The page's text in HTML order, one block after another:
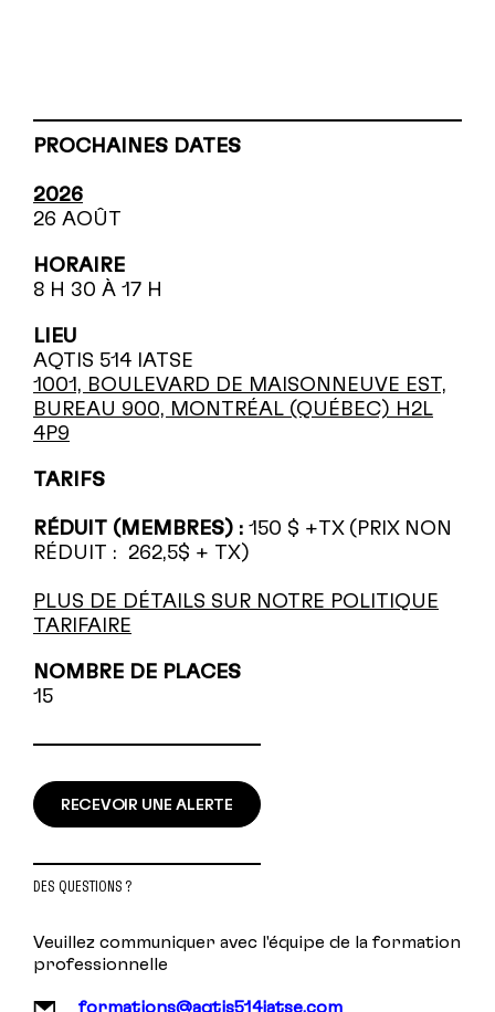
PROCHAINES DATES
2026
26 AOÛT
HORAIRE
8 H 30 À 17 H
LIEU
AQTIS 514 IATSE
1001, BOULEVARD DE MAISONNEUVE EST,
BUREAU 900, MONTRÉAL (QUÉBEC) H2L
4P9
TARIFS
RÉDUIT (MEMBRES) : 150 $ +TX (PRIX NON
RÉDUIT : 262,5$ + TX)
PLUS DE DÉTAILS SUR NOTRE POLITIQUE
TARIFAIRE
NOMBRE DE PLACES
15
RECEVOIR UNE ALERTE
DES QUESTIONS ?
Veuillez communiquer avec l'équipe de la formation
professionnelle
formations@aqtis514iatse.com